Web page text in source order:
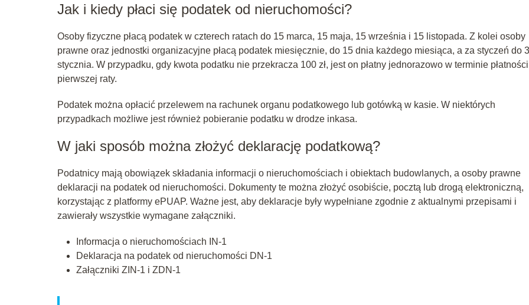
Jak i kiedy płaci się podatek od nieruchomości?
Osoby fizyczne płacą podatek w czterech ratach do 15 marca, 15 maja, 15 września i 15 listopada. Z kolei osoby
prawne oraz jednostki organizacyjne płacą podatek miesięcznie, do 15 dnia każdego miesiąca, a za styczeń do
stycznia. W przypadku, gdy kwota podatku nie przekracza 100 zł, jest on płatny jednorazowo w terminie płatności
pierwszej raty.
Podatek można opłacić przelewem na rachunek organu podatkowego lub gotówką w kasie. W niektórych
przypadkach możliwe jest również pobieranie podatku w drodze inkasa.
W jaki sposób można złożyć deklarację podatkową?
Podatnicy mają obowiązek składania informacji o nieruchomościach i obiektach budowlanych, a osoby prawne
deklaracji na podatek od nieruchomości. Dokumenty te można złożyć osobiście, pocztą lub drogą elektroniczną,
korzystając z platformy ePUAP. Ważne jest, aby deklaracje były wypełniane zgodnie z aktualnymi przepisami i
zawierały wszystkie wymagane załączniki.
Informacja o nieruchomościach IN-1
Deklaracja na podatek od nieruchomości DN-1
Załączniki ZIN-1 i ZDN-1